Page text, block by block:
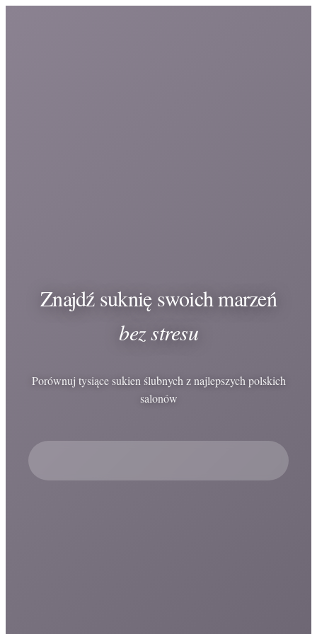
Znajdź suknię swoich marzeń
bez stresu
Porównuj tysiące sukien ślubnych z najlepszych polskich
salonów